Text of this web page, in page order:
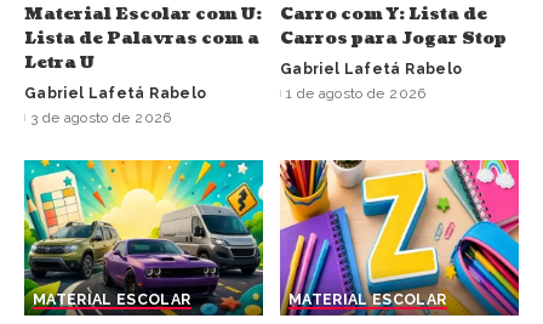
Material Escolar com U:
Lista de Palavras com a
Letra U
Gabriel Lafetá Rabelo
3 de agosto de 2026
Carro com Y: Lista de
Carros para Jogar Stop
Gabriel Lafetá Rabelo
1 de agosto de 2026
MATERIAL ESCOLAR MATERIAL ESCOLAR